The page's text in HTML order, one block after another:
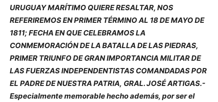
URUGUAY MARÍTIMO QUIERE RESALTAR, NOS
REFERIREMOS EN PRIMER TÉRMINO AL 18 DE MAYO DE
1811; FECHA EN QUE CELEBRAMOS LA
CONMEMORACIÓN DE LA BATALLA DE LAS PIEDRAS,
PRIMER TRIUNFO DE GRAN IMPORTANCIA MILITAR DE
LAS FUERZAS INDEPENDENTISTAS COMANDADAS POR
EL PADRE DE NUESTRA PATRIA, GRAL. JOSÉ ARTIGAS.-
Especialmente memorable hecho además, por ser el